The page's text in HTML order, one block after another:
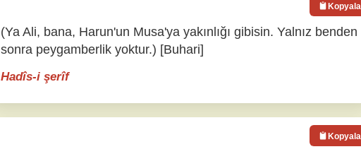
(Ya Ali, bana, Harun'un Musa'ya yakınlığı gibisin. Yalnız benden
sonra peygamberlik yoktur.) [Buhari]
Hadîs-i şerîf
Kopyala
Kopyala